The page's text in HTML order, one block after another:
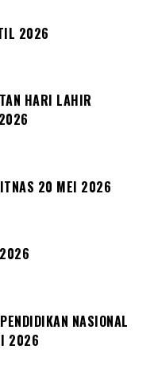
2026
HARI LAHIR
20 MEI 2026
NASIONAL
2026